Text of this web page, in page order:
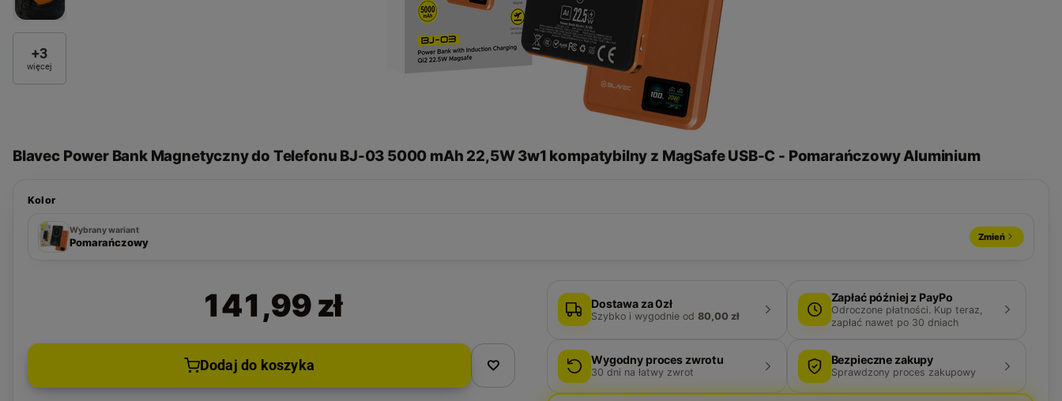
+3
więcej
Blavec Power Bank Magnetyczny do Telefonu BJ-03 5000 mAh 22,5W 3w1 kompatybilny z MagSafe USB-C - Pomarańczowy Aluminium
Kolor
Granatowy
Wybrany wariant
Pomarańczowy Zmień
141,99 zł
Dodaj do koszyka
Dostawa za 0zł
Szybko i wygodnie od 80,00 zł
Zapłać później z PayPo
Odroczone płatności. Kup teraz,
zapłać nawet po 30 dniach
Wygodny proces zwrotu
30 dni na łatwy zwrot
Bezpieczne zakupy
Sprawdzony proces zakupowy